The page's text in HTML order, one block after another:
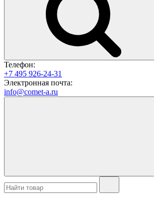
Телефон:
+7 495 926-24-31
Электронная почта:
info@comet-a.ru